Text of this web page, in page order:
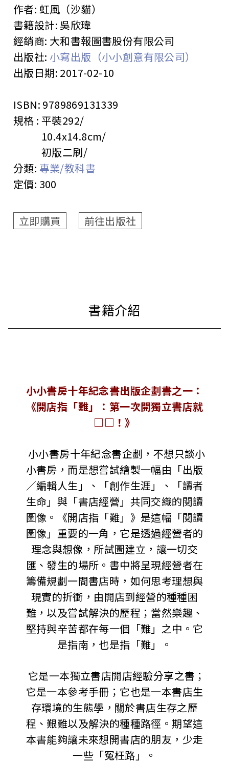
作者: 虹風（沙貓）
書籍設計: 吳欣瑋
經銷商: 大和書報圖書股份有限公司
出版社: 小寫出版（小小創意有限公司）
出版日期: 2017-02-10
ISBN: 9789869131339
規格 : 平裝292
10.4x14.8cm
初版二刷
分類: 專業/教科書
定價: 300
立即購買 前往出版社
小小書房十年紀念書出版企劃書之一：
《開店指「難」：第一次開獨立書店就
□□！》
小小書房十年紀念書企劃，不想只談小
小書房，而是想嘗試繪製一幅由「出版
／編輯人生」、「創作生涯」、「讀者
生命」與「書店經營」共同交織的閱讀
圖像。《開店指「難」》是這幅「閱讀
圖像」重要的一角，它是透過經營者的
理念與想像，所試圖建立，讓一切交
匯、發生的場所。書中將呈現經營者在
籌備規劃一間書店時，如何思考理想與
現實的折衝，由開店到經營的種種困
難，以及嘗試解決的歷程；當然樂趣、
堅持與辛苦都在每一個「難」之中。它
是指南，也是指「難」。
它是一本獨立書店開店經驗分享之書；
它是一本參考手冊；它也是一本書店生
存環境的生態學，關於書店生存之歷
程、艱難以及解決的種種路徑。期望這
本書能夠讓未來想開書店的朋友，少走
一些「冤枉路」。